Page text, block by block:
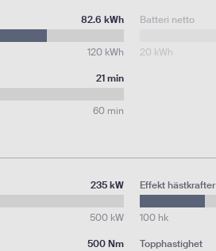
82.6 kWh
120 kWh
Batteri netto
20 kWh
21 min
60 min
235 kW
500 kW
Effekt hästkrafter
100 hk
500 Nm Topphastighet